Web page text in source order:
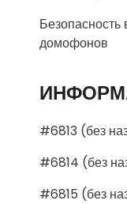
домофонов
#6813 (без
#6814 (без
#6815 (без